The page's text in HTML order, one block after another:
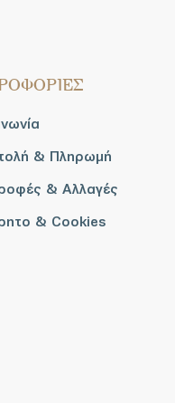
& Πληρωμή
& Αλλαγές
& Cookies